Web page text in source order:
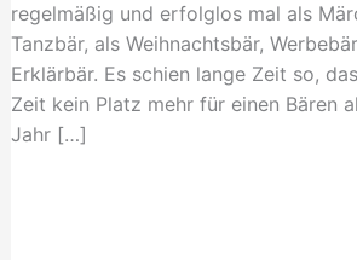
regelmäßig und erfolglos mal als
Tanzbär, als Weihnachtsbär,
Erklärbär. Es schien lange Zeit so,
Zeit kein Platz mehr für einen Bären
Jahr […]